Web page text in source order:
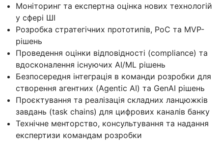
Моніторинг та експертна оцінка нових технологій
у сфері ШІ
Розробка стратегічних прототипів, PoC та MVP-
рішень
Проведення оцінки відповідності (compliance) та
вдосконалення існуючих AI/ML рішень
Безпосередня інтеграція в команди розробки для
створення агентних (Agentic AI) та GenAI рішень
Проєктування та реалізація складних ланцюжків
завдань (task chains) для цифрових каналів банку
Технічне менторство, консультування та надання
експертизи командам розробки